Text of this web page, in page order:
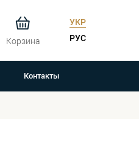
УКР
РУС
Корзина
Контакты